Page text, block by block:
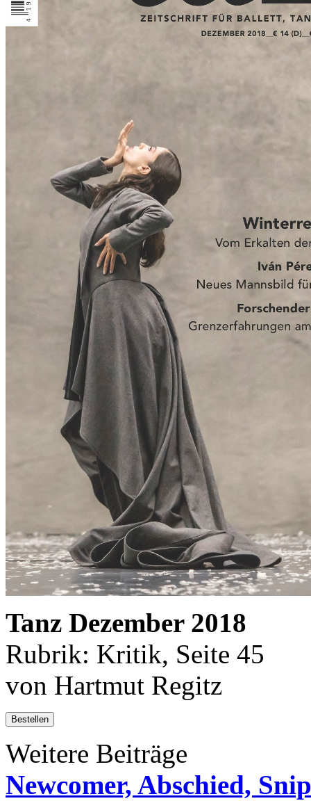
Tanz Dezember 2018
Rubrik: Kritik, Seite 45
von Hartmut Regitz
Bestellen
Weitere Beiträge
Newcomer, Abschied,